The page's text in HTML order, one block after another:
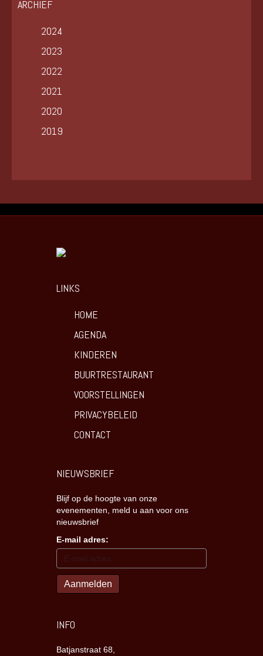
ARCHIEF
2024
2023
2022
2021
2020
2019
LINKS
HOME
AGENDA
KINDEREN
BUURTRESTAURANT
VOORSTELLINGEN
PRIVACYBELEID
CONTACT
NIEUWSBRIEF
Blijf op de hoogte van onze
evenementen, meld u aan voor ons
nieuwsbrief
E-mail adres:
INFO
Batjanstraat 68,